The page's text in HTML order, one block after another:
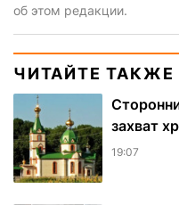
об этом редакции.
ЧИТАЙТЕ ТАКЖЕ
захват
19:07